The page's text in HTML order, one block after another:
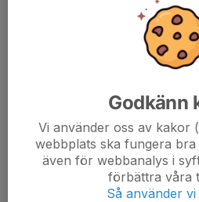
orienteringsteknik och fysik
Arbetar kontinuerligt med
Underhåller och utvecklar
Genomför många olika
Godkänn
Vi använder oss av kakor
webbplats ska fungera
även för webbanalys i
förbättra våra
Så använder